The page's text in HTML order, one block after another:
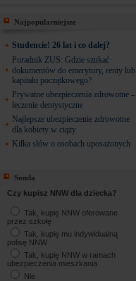
Najpopularniejsze
Studencie! 26 lat i co dalej?
Poradnik ZUS: Gdzie szukać
dokumentów do emerytury, renty lub
kapitału początkowego?
Prywatne ubezpieczenia zdrowotne –
leczenie dentystyczne
Najlepsze ubezpieczenie zdrowotne
dla kobiety w ciąży
Kilka słów o osobach uposażonych
Sonda
Czy kupisz NNW dla dziecka?
Tak, kupię NNW oferowane
przez szkołę
Tak, kupię mu indywidualną
polisę NNW
Tak, kupię NNW w ramach
ubezpieczenia mieszkania
Nie